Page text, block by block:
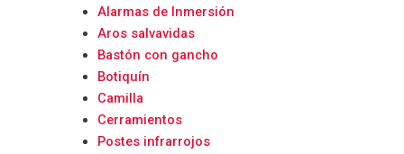
Alarmas de Inmersión
Aros salvavidas
Bastón con gancho
Botiquín
Camilla
Cerramientos
Postes infrarrojos